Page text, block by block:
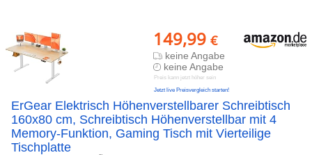
149,99 €
keine Angabe
keine Angabe
Preis kann jetzt höher sein
Jetzt live Preisvergleich starten!
ErGear Elektrisch Höhenverstellbarer Schreibtisch
160x80 cm, Schreibtisch Höhenverstellbar mit 4
Memory-Funktion, Gaming Tisch mit Vierteilige
Tischplatte